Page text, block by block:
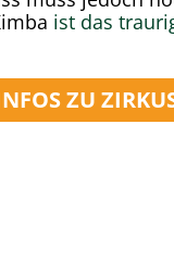
ist das
ZU